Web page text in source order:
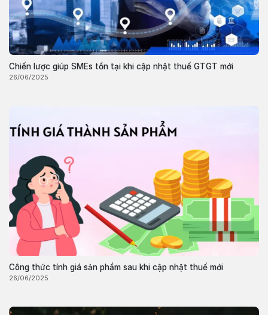
Chiến lược giúp SMEs tồn tại khi cập nhật thuế GTGT mới
26/06/2025
Công thức tính giá sản phẩm sau khi cập nhật thuế mới
26/06/2025